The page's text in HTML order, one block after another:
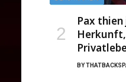
Pax
BY